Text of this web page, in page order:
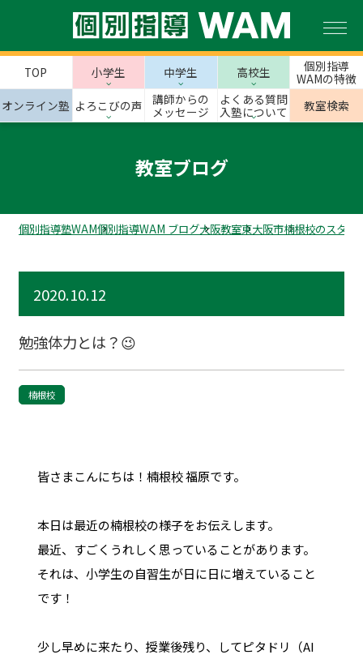
TOP 小学生 中学生 高校生
個別指導
WAMの特徴
オンライン塾 よろこびの声
講師からの
メッセージ
よくある質問
入塾について
教室検索
教室ブログ
個別指導塾WAM個別指導WAM ブログ大阪教室東大阪市楠根校のスタッ
2020.10.12
勉強体力とは？😉
楠根校
皆さまこんにちは！楠根校 福原です。
本日は最近の楠根校の様子をお伝えします。
最近、すごくうれしく思っていることがあります。
それは、小学生の自習生が日に日に増えていること
です！
少し早めに来たり、授業後残り、してピタドリ（AI